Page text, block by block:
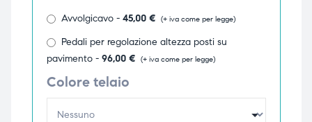
Avvolgicavo - 45,00 € (+ iva come per legge)
Pedali per regolazione altezza posti su
pavimento - 96,00 € (+ iva come per legge)
Colore telaio